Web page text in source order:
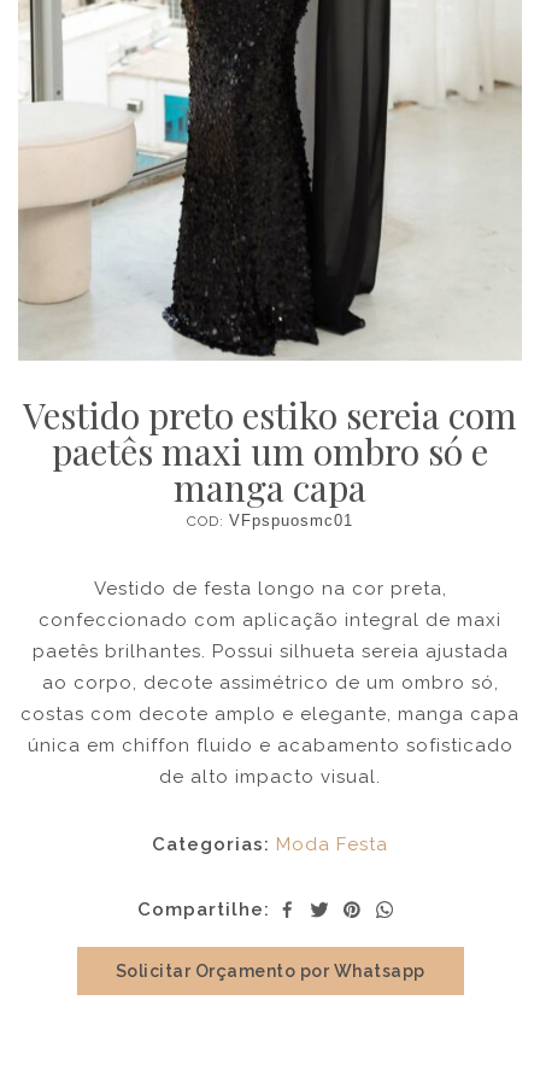
Vestido preto estiko sereia com
paetês maxi um ombro só e
manga capa
COD: VFpspuosmc01
Vestido de festa longo na cor preta,
confeccionado com aplicação integral de maxi
paetês brilhantes. Possui silhueta sereia ajustada
ao corpo, decote assimétrico de um ombro só,
costas com decote amplo e elegante, manga capa
única em chiffon fluido e acabamento sofisticado
de alto impacto visual.
Categorias: Moda Festa
Compartilhe:
Solicitar Orçamento por Whatsapp